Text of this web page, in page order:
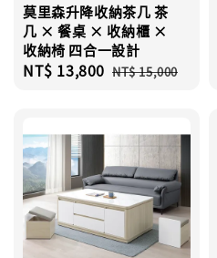
莫里森升降收納茶几 茶
几 × 餐桌 × 收納櫃 ×
收納椅 四合一設計
Sale
NT$ 13,800 Regular
NT$ 15,000